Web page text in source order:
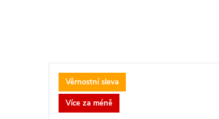
Věrnostní sleva
Více za méně